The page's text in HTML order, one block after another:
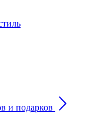
и подарков